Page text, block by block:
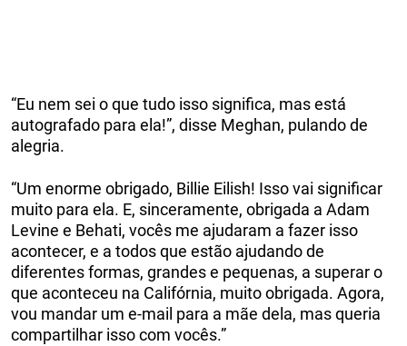
“Eu nem sei o que tudo isso significa, mas está
autografado para ela!”, disse Meghan, pulando de
alegria.
“Um enorme obrigado, Billie Eilish! Isso vai significar
muito para ela. E, sinceramente, obrigada a Adam
Levine e Behati, vocês me ajudaram a fazer isso
acontecer, e a todos que estão ajudando de
diferentes formas, grandes e pequenas, a superar o
que aconteceu na Califórnia, muito obrigada. Agora,
vou mandar um e-mail para a mãe dela, mas queria
compartilhar isso com vocês.”